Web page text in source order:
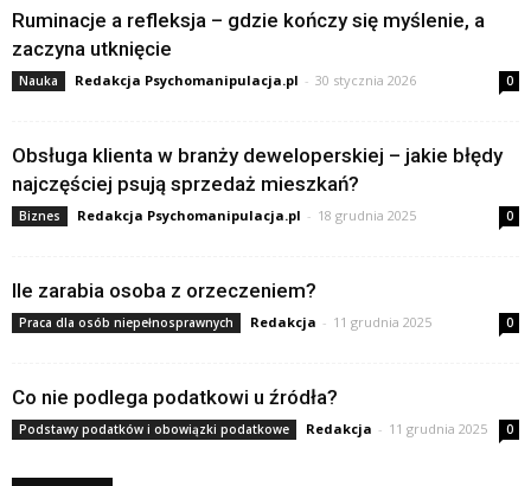
Ruminacje a refleksja – gdzie kończy się myślenie, a
zaczyna utknięcie
Nauka Redakcja Psychomanipulacja.pl - 30 stycznia 2026 0
Obsługa klienta w branży deweloperskiej – jakie błędy
najczęściej psują sprzedaż mieszkań?
Biznes Redakcja Psychomanipulacja.pl - 18 grudnia 2025 0
Ile zarabia osoba z orzeczeniem?
Praca dla osób niepełnosprawnych Redakcja - 11 grudnia 2025 0
Co nie podlega podatkowi u źródła?
Podstawy podatków i obowiązki podatkowe Redakcja - 11 grudnia 2025 0